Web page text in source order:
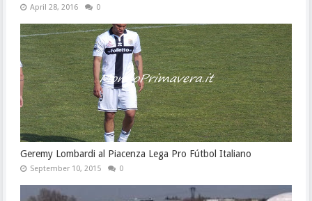
April 28, 2016 0
Geremy Lombardi al Piacenza Lega Pro Fútbol Italiano
September 10, 2015 0